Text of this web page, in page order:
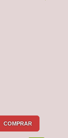
COMPRAR